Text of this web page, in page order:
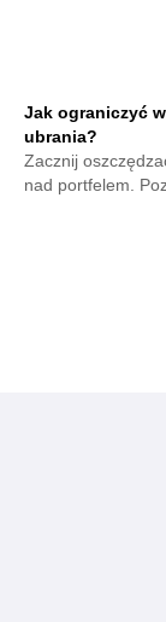
Jak ograniczyć
ubrania?
Zacznij
nad portfelem.